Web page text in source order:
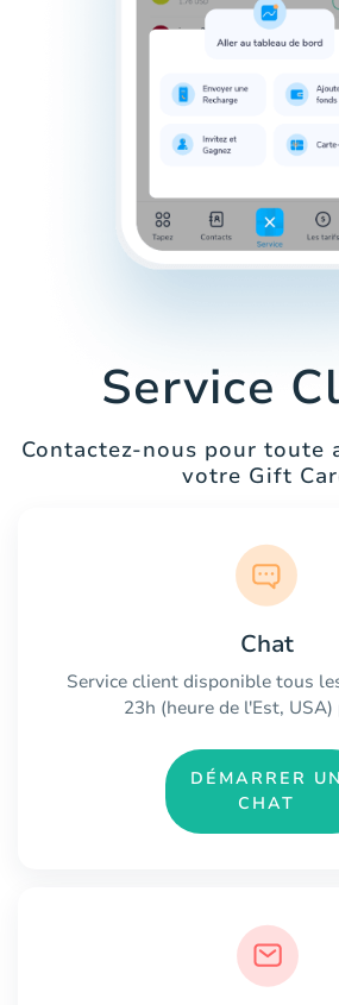
Service
Contactez-nous pour toute
votre Gift
Chat
Service client disponible tous
23h (heure de l'Est, USA)
DÉMARRER UN
CHAT